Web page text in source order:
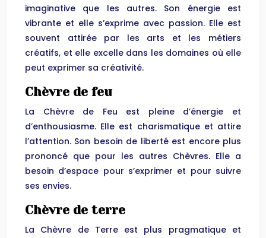
imaginative que les autres. Son énergie est
vibrante et elle s’exprime avec passion. Elle est
souvent attirée par les arts et les métiers
créatifs, et elle excelle dans les domaines où elle
peut exprimer sa créativité.
Chèvre de feu
La Chèvre de Feu est pleine d’énergie et
d’enthousiasme. Elle est charismatique et attire
l’attention. Son besoin de liberté est encore plus
prononcé que pour les autres Chèvres. Elle a
besoin d’espace pour s’exprimer et pour suivre
ses envies.
Chèvre de terre
La Chèvre de Terre est plus pragmatique et